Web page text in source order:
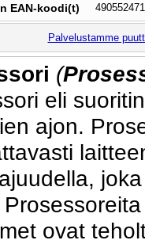
EAN-koodi(t)
Palvelustamme
(
eli
ajon.
ovat